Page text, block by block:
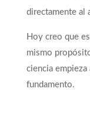
directamente al
Hoy creo que
mismo
ciencia
fundamento.